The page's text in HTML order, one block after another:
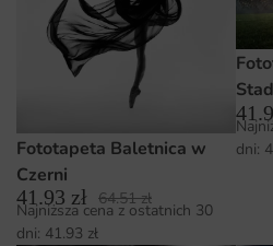
Fototapeta Baletnica w
Czerni
41.93 zł 64.51zł
Najniższa cena z ostatnich 30
dni: 41.93 zł
dni: